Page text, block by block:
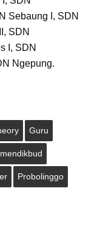
Sebaung I, SDN
SDN
I, SDN
Ngepung.
Guru
Probolinggo